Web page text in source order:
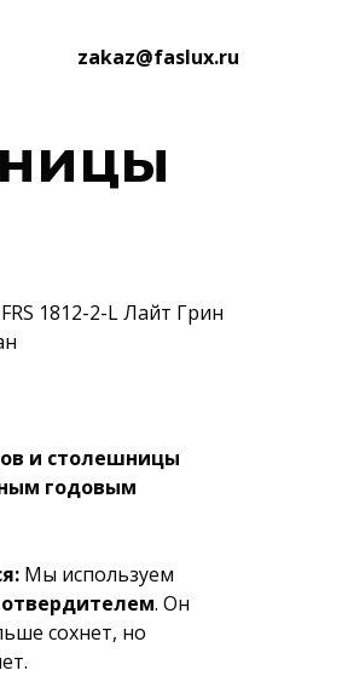
zakaz@faslux.ru
1812-2-L Лайт Грин
и столешницы
годовым
Мы используем
. Он
сохнет, но